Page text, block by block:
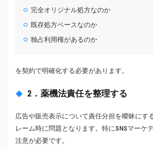
完全オリジナル処方なのか
既存処方ベースなのか
独占利用権があるのか
を契約で明確化する必要があります。
2．薬機法責任を整理する
広告や販売表示について責任分担を曖昧にす
レーム時に問題となります。特にSNSマーケ
注意が必要です。